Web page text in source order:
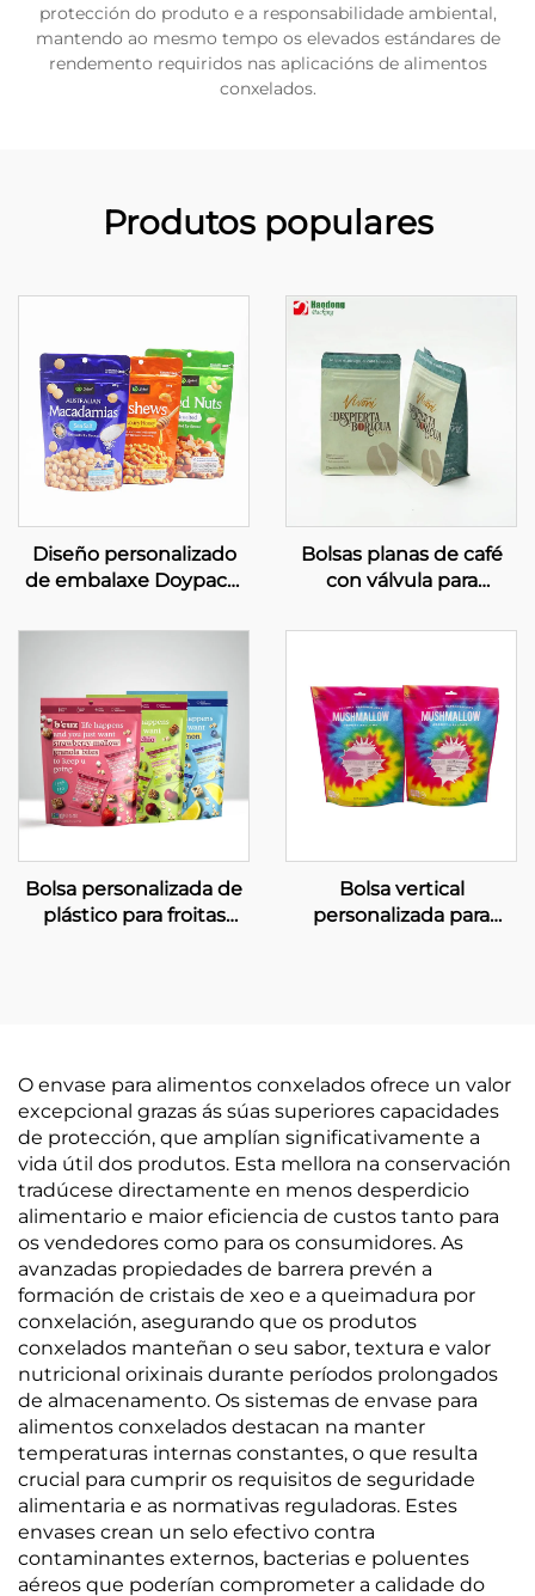
protección do produto e a responsabilidade ambiental,
mantendo ao mesmo tempo os elevados estándares de
rendemento requiridos nas aplicacións de alimentos
conxelados.
Produtos populares
Diseño personalizado
de embalaxe Doypack,
para frutos secos
Bolsas planas de café
con válvula para
café
Bolsa personalizada de
plástico para froitas
Bolsa vertical
personalizada para
O envase para alimentos conxelados ofrece un valor
excepcional grazas ás súas superiores capacidades
de protección, que amplían significativamente a
vida útil dos produtos. Esta mellora na conservación
tradúcese directamente en menos desperdicio
alimentario e maior eficiencia de custos tanto para
os vendedores como para os consumidores. As
avanzadas propiedades de barrera prevén a
formación de cristais de xeo e a queimadura por
conxelación, asegurando que os produtos
conxelados manteñan o seu sabor, textura e valor
nutricional orixinais durante períodos prolongados
de almacenamento. Os sistemas de envase para
alimentos conxelados destacan na manter
temperaturas internas constantes, o que resulta
crucial para cumprir os requisitos de seguridade
alimentaria e as normativas reguladoras. Estes
envases crean un selo efectivo contra
contaminantes externos, bacterias e poluentes
aéreos que poderían comprometer a calidade do